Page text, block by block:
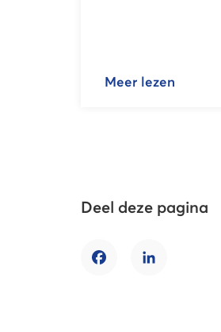
Meer lezen
Deel deze pagina
FacebookLinkedIn